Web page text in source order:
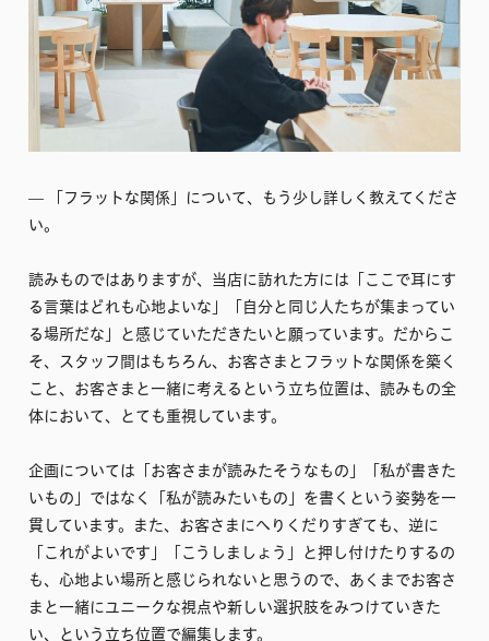
–– 「フラットな関係」について、もう少し詳しく教えてくださ
い。
読みものではありますが、当店に訪れた方には「ここで耳にす
る言葉はどれも心地よいな」「自分と同じ人たちが集まってい
る場所だな」と感じていただきたいと願っています。だからこ
そ、スタッフ間はもちろん、お客さまとフラットな関係を築く
こと、お客さまと一緒に考えるという立ち位置は、読みもの全
体において、とても重視しています。
企画については「お客さまが読みたそうなもの」「私が書きた
いもの」ではなく「私が読みたいもの」を書くという姿勢を一
貫しています。また、お客さまにへりくだりすぎても、逆に
「これがよいです」「こうしましょう」と押し付けたりするの
も、心地よい場所と感じられないと思うので、あくまでお客さ
まと一緒にユニークな視点や新しい選択肢をみつけていきた
い、という立ち位置で編集します。